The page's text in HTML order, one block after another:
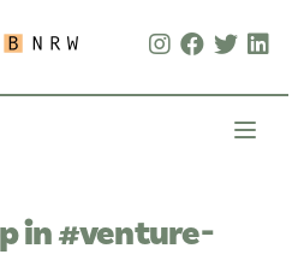
in #venture-